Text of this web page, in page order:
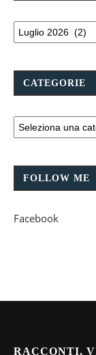
CATEGORIE
FOLLOW ME
Facebook
RACCONTI,